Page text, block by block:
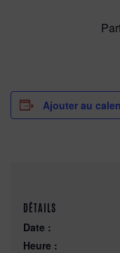
Ajouter au
DÉTAILS
Date :
Heure :